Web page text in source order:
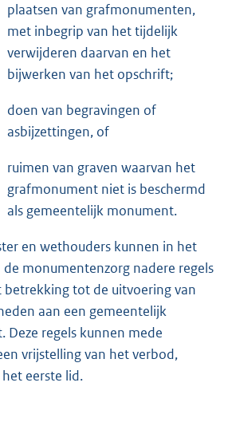
plaatsen van grafmonumenten,
met inbegrip van het tijdelijk
verwijderen daarvan en het
bijwerken van het opschrift;
doen van begravingen of
asbijzettingen, of
ruimen van graven waarvan het
grafmonument niet is beschermd
als gemeentelijk monument.
en wethouders kunnen in het
de monumentenzorg nadere regels
betrekking tot de uitvoering van
aan een gemeentelijk
Deze regels kunnen mede
vrijstelling van het verbod,
eerste lid.